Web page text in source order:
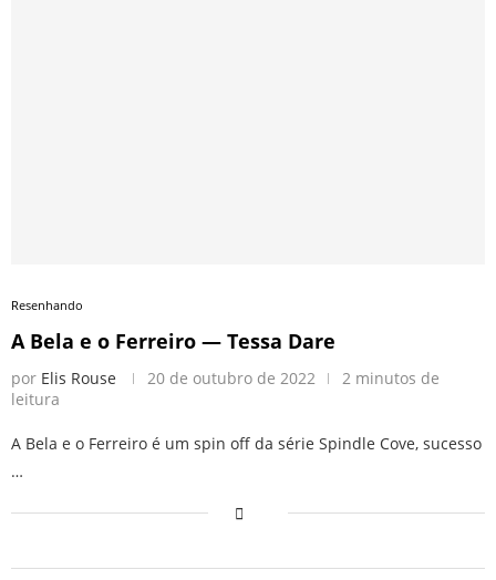
Resenhando
A Bela e o Ferreiro — Tessa Dare
por Elis Rouse 20 de outubro de 2022
2 minutos de
leitura
A Bela e o Ferreiro é um spin off da série Spindle Cove, sucesso
…